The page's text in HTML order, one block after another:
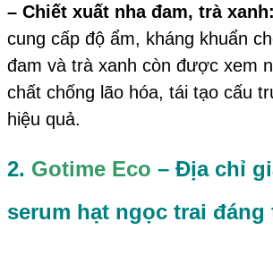
– Chiết xuất nha đam, trà xanh:
cung cấp độ ẩm, kháng khuẩn
đam và trà xanh còn được xem
chất chống lão hóa, tái tạo cấu
hiệu quả.
2. Gotime Eco – Địa chỉ
serum hạt ngọc trai đáng